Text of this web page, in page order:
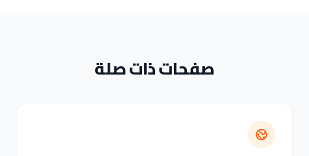
صفحات ذات صلة